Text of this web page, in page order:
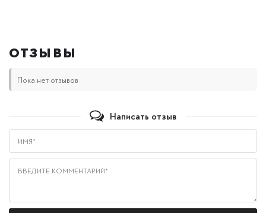
ОТЗЫВЫ
Пока нет отзывов
Написать отзыв
Имя*
Введите комментарий*